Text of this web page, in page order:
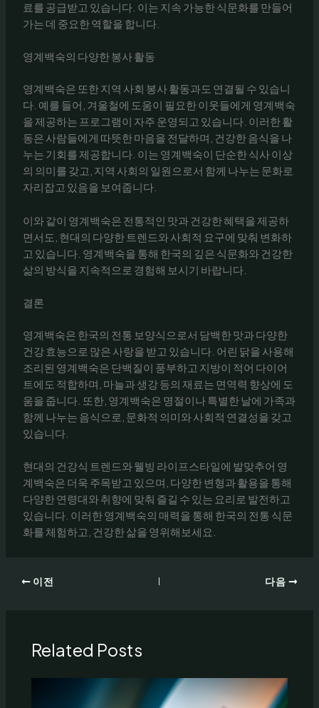
료를 공급받고 있습니다. 이는 지속 가능한 식문화를 만들어
가는 데 중요한 역할을 합니다.
영계백숙의 다양한 봉사 활동
영계백숙은 또한 지역 사회 봉사 활동과도 연결될 수 있습니
다. 예를 들어, 겨울철에 도움이 필요한 이웃들에게 영계백숙
을 제공하는 프로그램이 자주 운영되고 있습니다. 이러한 활
동은 사람들에게 따뜻한 마음을 전달하며, 건강한 음식을 나
누는 기회를 제공합니다. 이는 영계백숙이 단순한 식사 이상
의 의미를 갖고, 지역 사회의 일원으로서 함께 나누는 문화로
자리잡고 있음을 보여줍니다.
이와 같이 영계백숙은 전통적인 맛과 건강한 혜택을 제공하
면서도, 현대의 다양한 트렌드와 사회적 요구에 맞춰 변화하
고 있습니다. 영계백숙을 통해 한국의 깊은 식문화와 건강한
삶의 방식을 지속적으로 경험해 보시기 바랍니다.
결론
영계백숙은 한국의 전통 보양식으로서 담백한 맛과 다양한
건강 효능으로 많은 사랑을 받고 있습니다. 어린 닭을 사용해
조리된 영계백숙은 단백질이 풍부하고 지방이 적어 다이어
트에도 적합하며, 마늘과 생강 등의 재료는 면역력 향상에 도
움을 줍니다. 또한, 영계백숙은 명절이나 특별한 날에 가족과
함께 나누는 음식으로, 문화적 의미와 사회적 연결성을 갖고
있습니다.
현대의 건강식 트렌드와 웰빙 라이프스타일에 발맞추어 영
계백숙은 더욱 주목받고 있으며, 다양한 변형과 활용을 통해
다양한 연령대와 취향에 맞춰 즐길 수 있는 요리로 발전하고
있습니다. 이러한 영계백숙의 매력을 통해 한국의 전통 식문
화를 체험하고, 건강한 삶을 영위해보세요.
이전 다음
Related Posts